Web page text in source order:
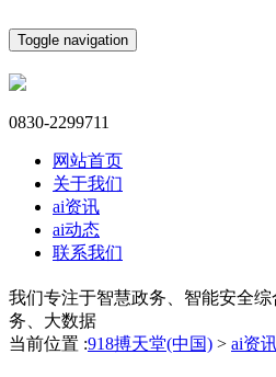
Toggle navigation
0830-2299711
网站首页
关于我们
ai资讯
ai动态
联系我们
我们专注于智慧政务、智能安全
务、大数据
当前位置 :918搏天堂(中国) > ai资